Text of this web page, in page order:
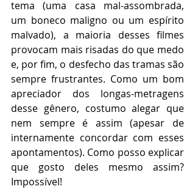
tema (uma casa mal-assombrada,
um boneco maligno ou um espírito
malvado), a maioria desses filmes
provocam mais risadas do que medo
e, por fim, o desfecho das tramas são
sempre frustrantes. Como um bom
apreciador dos longas-metragens
desse gênero, costumo alegar que
nem sempre é assim (apesar de
internamente concordar com esses
apontamentos). Como posso explicar
que gosto deles mesmo assim?
Impossível!